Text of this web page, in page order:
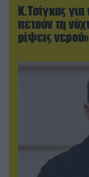
Κ.Τσίγκας
πετούν τη
ρίψεις νερού»